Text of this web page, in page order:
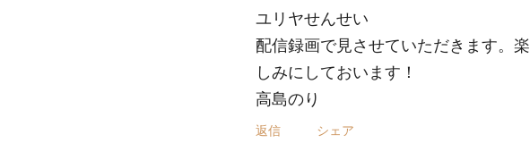
ユリヤせんせい
配信録画で見させていただきます。楽
しみにしておいます！
高島のり
返信 シェア